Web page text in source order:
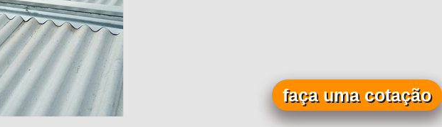
faça uma cotação